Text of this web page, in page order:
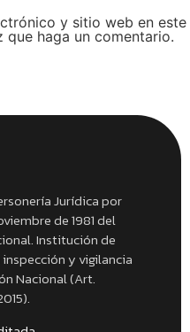
y sitio web en este
haga un comentario.
Jurídica por
de 1981 del
Institución de
y vigilancia
Nacional (Art.